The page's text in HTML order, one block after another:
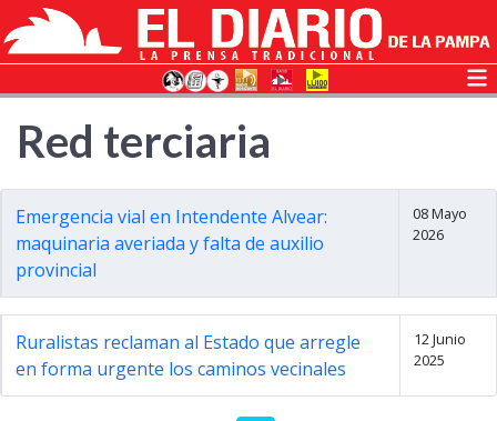
Red terciaria
Emergencia vial en Intendente Alvear:
maquinaria averiada y falta de auxilio
provincial
08 Mayo
2026
Ruralistas reclaman al Estado que arregle
en forma urgente los caminos vecinales
12 Junio
2025